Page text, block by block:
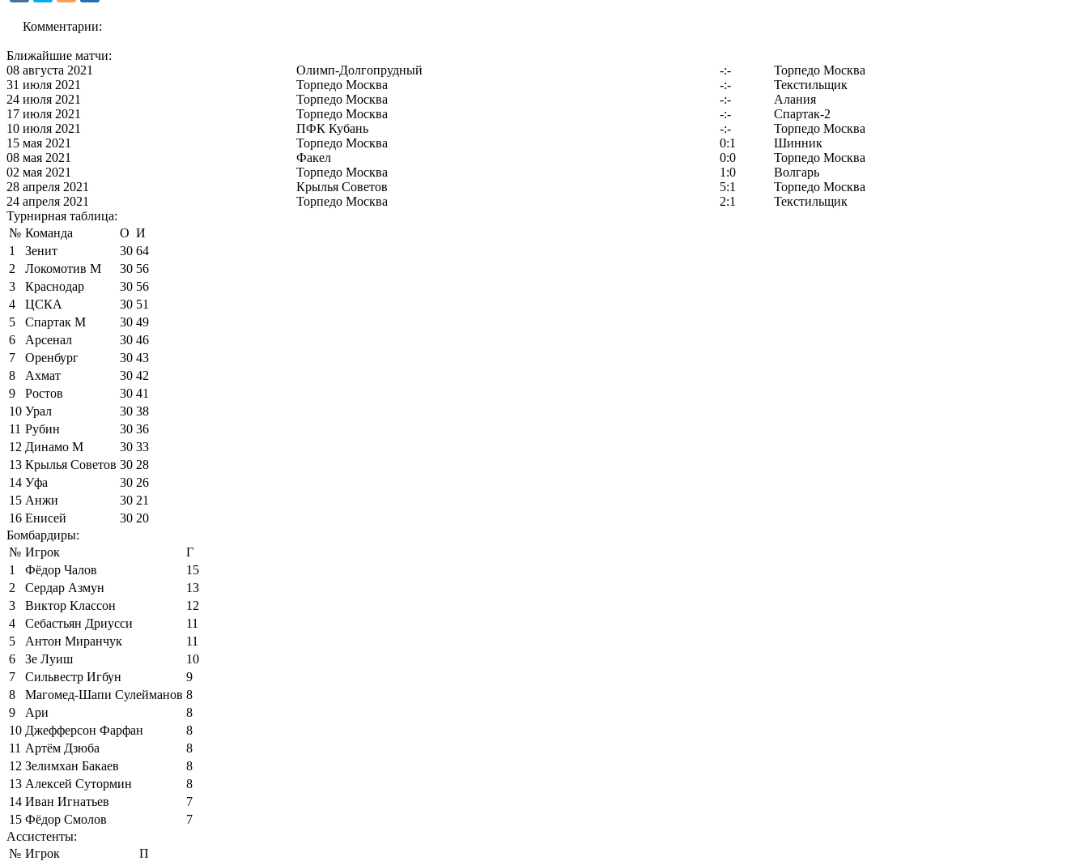
Комментарии:
Ближайшие матчи:
08 августа 2021
Олимп-Долгопрудный -:-
Торпедо Москва
31 июля 2021
Торпедо Москва -:-
Текстильщик
24 июля 2021
Торпедо Москва -:-
Алания
17 июля 2021
Торпедо Москва -:-
Спартак-2
10 июля 2021
ПФК Кубань -:-
Торпедо Москва
15 мая 2021
Торпедо Москва 0:1
Шинник
08 мая 2021
Факел 0:0
Торпедо Москва
02 мая 2021
Торпедо Москва 1:0
Волгарь
28 апреля 2021
Крылья Советов 5:1
Торпедо Москва
24 апреля 2021
Торпедо Москва 2:1
Текстильщик
Турнирная таблица:
№ Команда О И
1
Зенит 30 64
2
Локомотив М 30 56
3
Краснодар 30 56
4
ЦСКА 30 51
5
Спартак М 30 49
6
Арсенал 30 46
7
Оренбург 30 43
8
Ахмат 30 42
9
Ростов 30 41
10 Урал 30 38
11 Рубин 30 36
12 Динамо М 30 33
13 Крылья Советов 30 28
14 Уфа 30 26
15 Анжи 30 21
16 Енисей 30 20
Бомбардиры:
№ Игрок
Г
1
Фёдор Чалов
15
2
Сердар Азмун
13
3
Виктор Классон
12
4
Себастьян Дриусси
11
5
Антон Миранчук
11
6
Зе Луиш
10
7
Сильвестр Игбун
9
8
Магомед-Шапи Сулейманов 8
9
Ари
8
10 Джефферсон Фарфан
8
11 Артём Дзюба
8
12 Зелимхан Бакаев
8
13 Алексей Сутормин
8
14 Иван Игнатьев
7
15 Фёдор Смолов
7
Ассистенты:
№ Игрок
П